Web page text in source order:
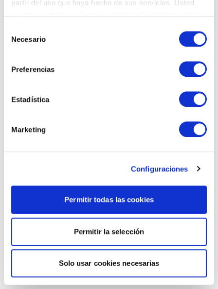
partir del uso que haya hecho de sus servicios. Usted
Necesario
Preferencias
Estadística
Marketing
Configuraciones
Permitir todas las cookies
Permitir la selección
Solo usar cookies necesarias